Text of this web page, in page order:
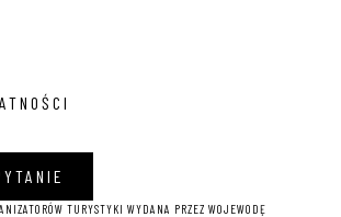
TURYSTYKI WYDANA PRZEZ WOJEWODĘ